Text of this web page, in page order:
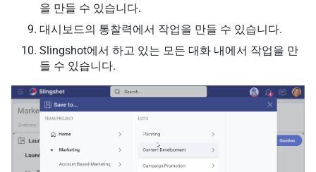
을 만들 수 있습니다.
대시보드의 통찰력에서 작업을 만들 수 있습니다.
Slingshot에서 하고 있는 모든 대화 내에서 작업을 만
들 수 있습니다.